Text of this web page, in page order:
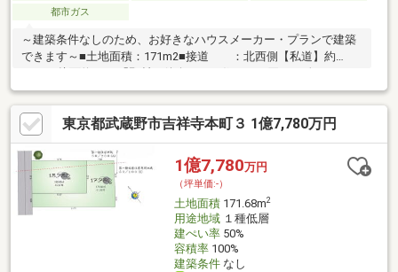
都市ガス
～建築条件なしのため、お好きなハウスメーカー・プランで建築
できます～■土地面積：171m2■接道 ：北西側【私道】約
サービスから1つをプレセント！ ※物件の状況等により適用できな
い場合もあります。 A）10年駆けつけ-----安心と快適をサポート
B）住宅設備チェック---住んだ後も安心を C）選べる住まいクリー
ニングまたはハウスコーティングD）セコム・ホームセキュリテ
ィ E) 三越伊勢丹ホームパーティーギフト
東京都武蔵野市吉祥寺本町３ 1億7,780万円
1億7,780万円
（坪単価:-）
土地面積171.68m2
用途地域１種低層
建ぺい率50%
容積率100%
建築条件なし